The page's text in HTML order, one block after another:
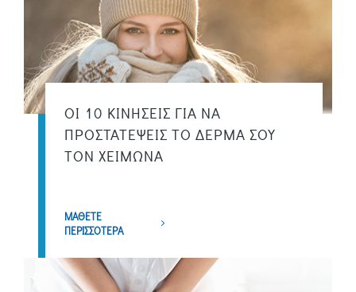
ΟΙ 10 ΚΙΝΗΣΕΙΣ ΓΙΑ ΝΑ
ΠΡΟΣΤΑΤΕΨΕΙΣ ΤΟ ΔΕΡΜΑ ΣΟΥ
ΤΟΝ ΧΕΙΜΩΝΑ
ΜΑΘΕΤΕ
ΠΕΡΙΣΣΟΤΕΡΑ